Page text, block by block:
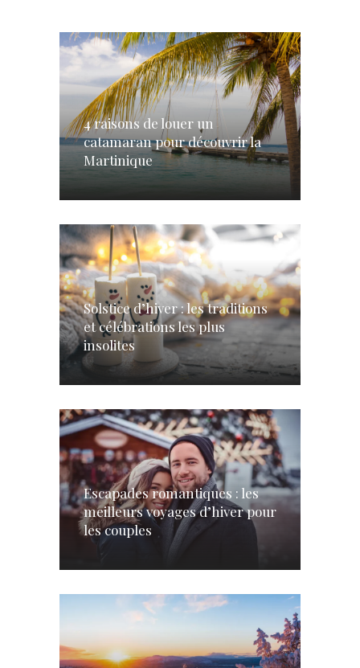
4 raisons de louer un
catamaran pour découvrir la
Martinique
Solstice d’hiver : les traditions
et célébrations les plus
insolites
Escapades romantiques : les
meilleurs voyages d’hiver pour
les couples